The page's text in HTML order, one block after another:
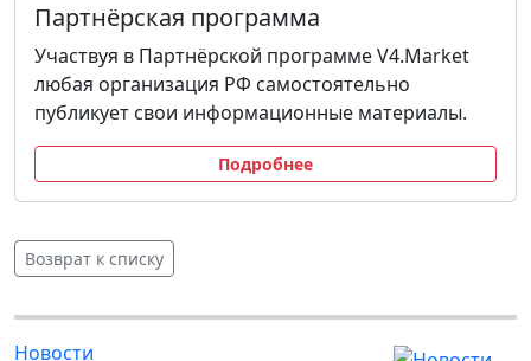
Партнёрская программа
Участвуя в Партнёрской программе V4.Market
любая организация РФ самостоятельно
публикует свои информационные материалы.
Подробнее
Возврат к списку
Новости